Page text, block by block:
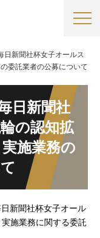
日新聞社杯女子オールス
委託業者の公募について
日新聞社
の認知拡
施業務の
新聞社杯女子オール
施業務に関する委託